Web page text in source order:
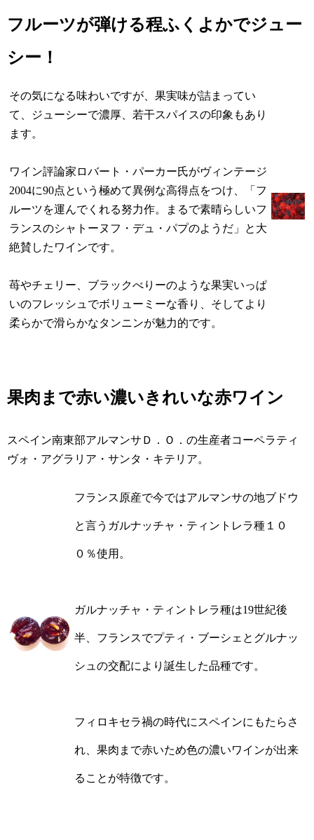
フルーツが弾ける程ふくよかでジュー
シー！
その気になる味わいですが、果実味が詰まってい
て、ジューシーで濃厚、若干スパイスの印象もあり
ます。
ワイン評論家ロバート・パーカー氏がヴィンテージ
2004に90点という極めて異例な高得点をつけ、「フ
ルーツを運んでくれる努力作。まるで素晴らしいフ
ランスのシャトーヌフ・デュ・パプのようだ」と大
絶賛したワインです。
苺やチェリー、ブラックべりーのような果実いっぱ
いのフレッシュでボリューミーな香り、そしてより
柔らかで滑らかなタンニンが魅力的です。
果肉まで赤い濃いきれいな赤ワイン
スペイン南東部アルマンサＤ．Ｏ．の生産者コーペラティ
ヴォ・アグラリア・サンタ・キテリア。
フランス原産で今ではアルマンサの地ブドウ
と言うガルナッチャ・ティントレラ種１０
０％使用。
ガルナッチャ・ティントレラ種は19世紀後
半、フランスでプティ・ブーシェとグルナッ
シュの交配により誕生した品種です。
フィロキセラ禍の時代にスペインにもたらさ
れ、果肉まで赤いため色の濃いワインが出来
ることが特徴です。